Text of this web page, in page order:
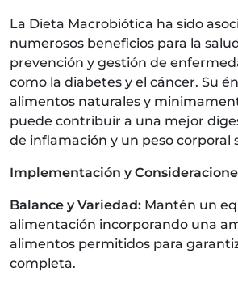
La Dieta Macrobiótica ha sido
numerosos beneficios para la
prevención y gestión de
como la diabetes y el cáncer. Su
alimentos naturales y
puede contribuir a una mejor
de inflamación y un peso corporal
Implementación y
Balance y Variedad: Mantén un
alimentación incorporando una
alimentos permitidos para
completa.